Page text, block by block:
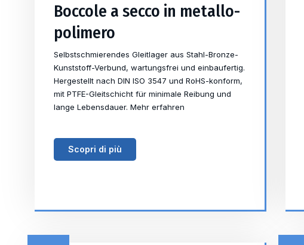
Boccole a secco in metallo-
polimero
Selbstschmierendes Gleitlager aus Stahl-Bronze-
Kunststoff-Verbund, wartungsfrei und einbaufertig.
Hergestellt nach DIN ISO 3547 und RoHS-konform,
mit PTFE-Gleitschicht für minimale Reibung und
lange Lebensdauer. Mehr erfahren
Scopri di più